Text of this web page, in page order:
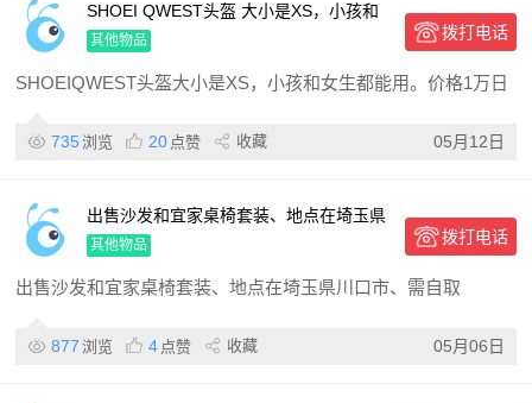
SHOEI QWEST头盔 大小是XS，小孩和
女生都能用
其他物品 拨打电话
SHOEIQWEST头盔大小是XS，小孩和女生都能用。价格1万日
735 浏览 20 点赞 收藏 05月12日
出售沙发和宜家桌椅套装、地点在埼玉県
川口市、需自取
其他物品 拨打电话
出售沙发和宜家桌椅套装、地点在埼玉県川口市、需自取
877 浏览 4 点赞 收藏 05月06日